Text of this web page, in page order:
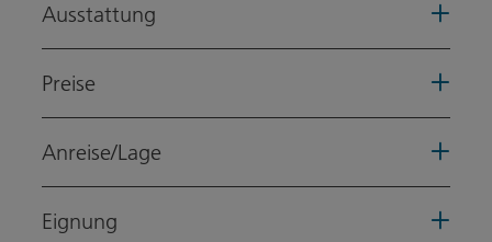
Ausstattung
Preise
Anreise/Lage
Eignung